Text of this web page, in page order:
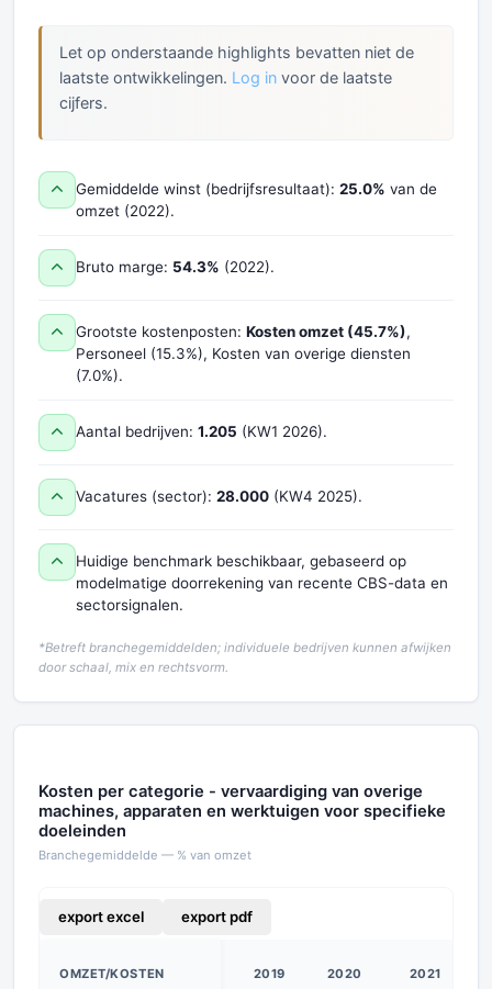
Let op onderstaande highlights bevatten niet de
laatste ontwikkelingen. Log in voor de laatste
cijfers.
Gemiddelde winst (bedrijfsresultaat): 25.0% van de
omzet (2022).
Bruto marge: 54.3% (2022).
Grootste kostenposten: Kosten omzet (45.7%),
Personeel (15.3%), Kosten van overige diensten
(7.0%).
Aantal bedrijven: 1.205 (KW1 2026).
Vacatures (sector): 28.000 (KW4 2025).
Huidige benchmark beschikbaar, gebaseerd op
modelmatige doorrekening van recente CBS-data en
sectorsignalen.
*Betreft branchegemiddelden; individuele bedrijven kunnen afwijken
door schaal, mix en rechtsvorm.
Kosten per categorie - vervaardiging van overige
machines, apparaten en werktuigen voor specifieke
doeleinden
Branchegemiddelde — % van omzet
export excel export pdf
OMZET/KOSTEN 2019 2020 2021